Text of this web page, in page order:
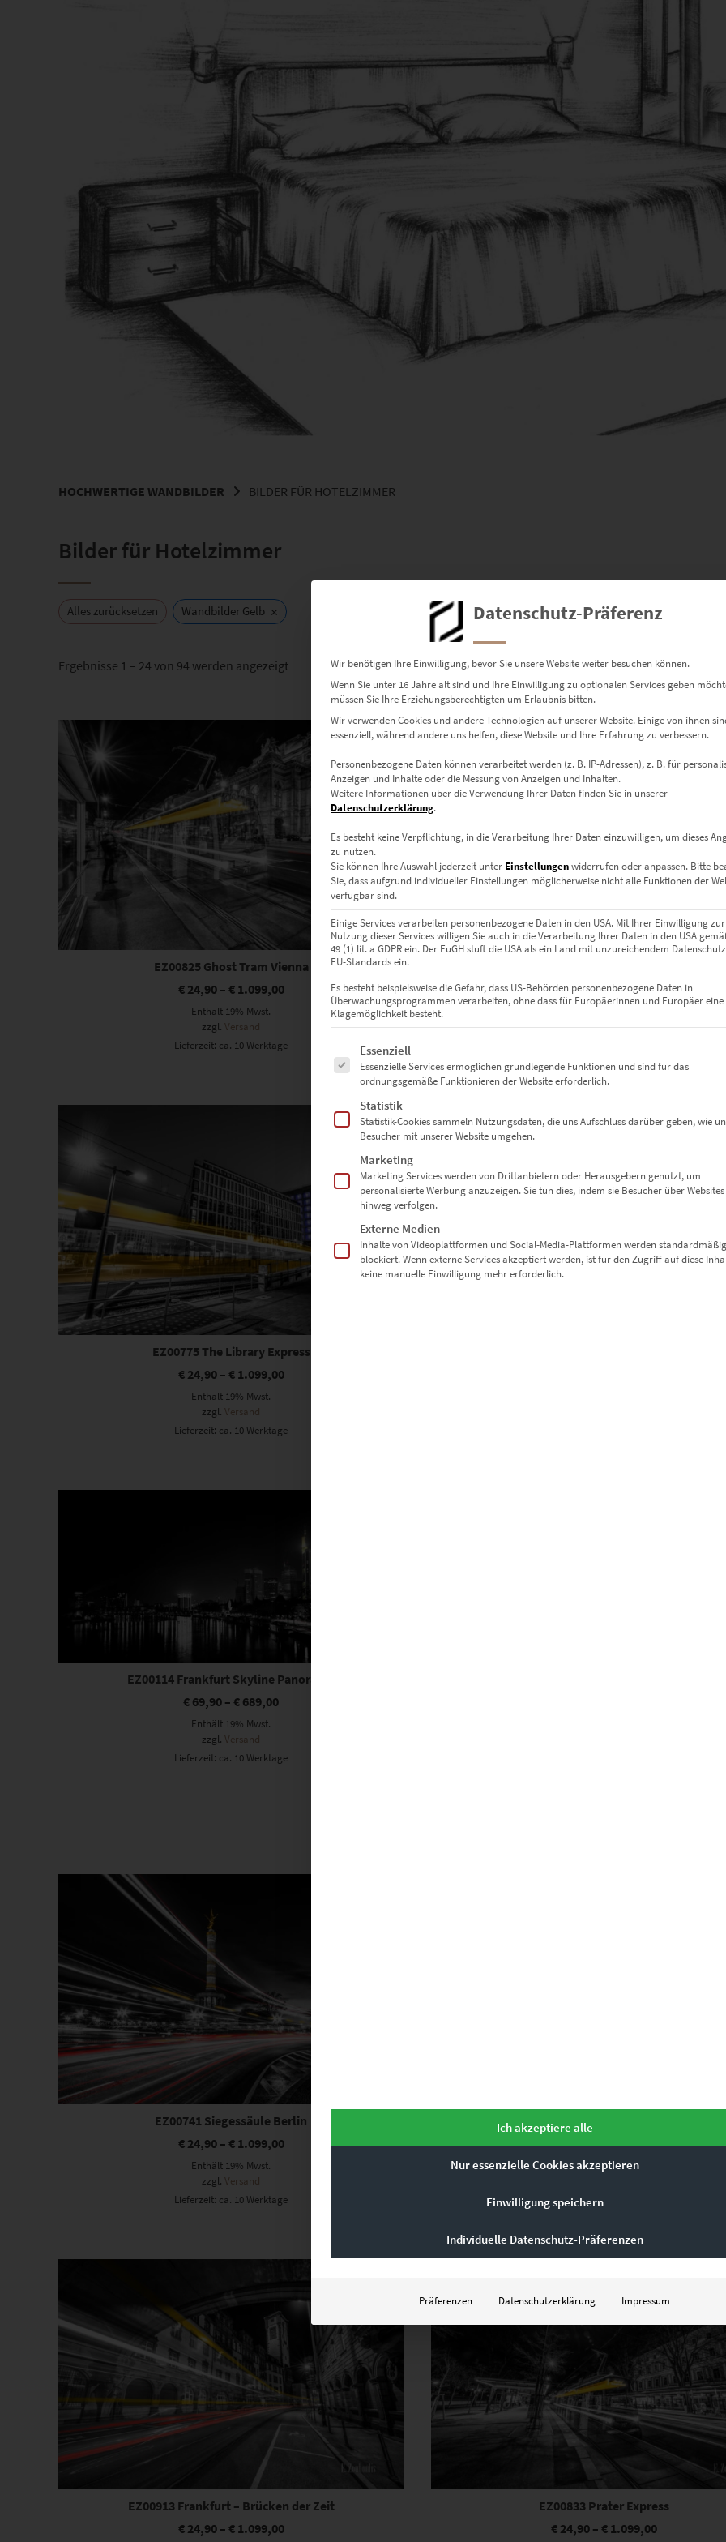
HOCHWERTIGE WANDBILDER BILDER FÜR HOTELZIMMER
Bilder für Hotelzimmer
Alles zurücksetzen Wandbilder Gelb ×
Ergebnisse 1 – 24 von 94 werden angezeigtNach
Beliebtheit
Dieses Produkt weist mehrere Varianten auf. Die Optionen können auf der Produktseite gewählt werden
EZ00825 Ghost Tram Vienna
€24,90– €1.099,00
Enthält 19% Mwst.
zzgl.Versand
Lieferzeit: ca. 10 Werktage
Dieses Produkt weist mehrere Varianten auf. Die Optionen können auf der Produktseite gewählt werden
€24,90–€1.099,00
Enthält 19% Mwst.
zzgl.Versand
Dieses Produkt weist mehrere Varianten auf. Die Optionen können auf der Produktseite gewählt werden
EZ00775 The Library Express
€24,90– €1.099,00
Enthält 19% Mwst.
zzgl.Versand
Lieferzeit: ca. 10 Werktage
Dieses Produkt weist mehrere Varianten auf. Die Optionen können auf der Produktseite gewählt werden
EZ00114 Frankfurt Skyline Panorama
€ 69,90 –€ 689,00
Enthält 19% Mwst.
zzgl.Versand
Lieferzeit: ca. 10 Werktage
Dieses Produkt weist mehrere Varianten auf. Die Optionen können auf der Produktseite gewählt werden
EZ00741 Siegessäule Berlin
€24,90– €1.099,00
Enthält 19% Mwst.
zzgl.Versand
Lieferzeit: ca. 10 Werktage
EZ01000 Zahnradbahn Marienplatz Gen IV
€24,90–€1.099,00
Enthält 19% Mwst.
Lieferzeit: ca. 10 Werktage
Dieses Produkt weist mehrere Varianten auf. Die Optionen können auf der Produktseite gewählt werden
EZ00913 Frankfurt – Brücken der Zeit
€24,90– €1.099,00
Dieses Produkt weist mehrere Varianten auf. Die Optionen können auf der Produktseite gewählt werden
EZ00833 Prater Express
€24,90– €1.099,00
Datenschutz-Präferenz
Wir benötigen Ihre Einwilligung, bevor Sie unsere Website weiter besuchen können.
Wenn Sie unter 16 Jahre alt sind und Ihre Einwilligung zu optionalen Services geben
müssen Sie Ihre Erziehungsberechtigten um Erlaubnis bitten.
Wir verwenden Cookies und andere Technologien auf unserer Website. Einige von ihnen
essenziell, während andere uns helfen, diese Website und Ihre Erfahrung zu verbessern.
Personenbezogene Daten können verarbeitet werden (z. B. IP-Adressen), z. B. für
Anzeigen und Inhalte oder die Messung von Anzeigen und Inhalten.
Weitere Informationen über die Verwendung Ihrer Daten finden Sie in unserer
Datenschutzerklärung.
Es besteht keine Verpflichtung, in die Verarbeitung Ihrer Daten einzuwilligen, um dieses
zu nutzen.
Sie können Ihre Auswahl jederzeit unter Einstellungenwiderrufen oder anpassen. Bitte
Sie, dass aufgrund individueller Einstellungen möglicherweise nicht alle Funktionen der
verfügbar sind.
Einige Services verarbeiten personenbezogene Daten in den USA. Mit Ihrer Einwilligung zur
Nutzung dieser Services willigen Sie auch in die Verarbeitung Ihrer Daten in den USA
49 (1) lit. a GDPR ein. Der EuGH stuft die USA als ein Land mit unzureichendem
EU-Standards ein.
Es besteht beispielsweise die Gefahr, dass US-Behörden personenbezogene Daten in
Überwachungsprogrammen verarbeiten, ohne dass für Europäerinnen und Europäer eine
Klagemöglichkeit besteht.
Es folgt eine Liste der Service-Gruppen, für die eine Einwilligung
Essenziell
Essenzielle Services ermöglichen grundlegende Funktionen und sind für das
ordnungsgemäße Funktionieren der Website erforderlich.
Statistik
Statistik-Cookies sammeln Nutzungsdaten, die uns Aufschluss darüber geben, wie
Besucher mit unserer Website umgehen.
Marketing
Marketing Services werden von Drittanbietern oder Herausgebern genutzt, um
personalisierte Werbung anzuzeigen. Sie tun dies, indem sie Besucher über Websites
hinweg verfolgen.
Externe Medien
Inhalte von Videoplattformen und Social-Media-Plattformen werden standardmäßig
blockiert. Wenn externe Services akzeptiert werden, ist für den Zugriff auf diese
keine manuelle Einwilligung mehr erforderlich.
Ich akzeptiere alle
Nur essenzielle Cookies akzeptieren
Einwilligung speichern
Individuelle Datenschutz-Präferenzen
Präferenzen Datenschutzerklärung Impressum